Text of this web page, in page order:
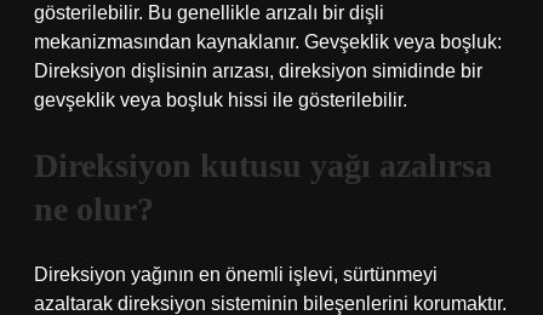
gösterilebilir. Bu genellikle arızalı bir dişli
mekanizmasından kaynaklanır. Gevşeklik veya boşluk:
Direksiyon dişlisinin arızası, direksiyon simidinde bir
gevşeklik veya boşluk hissi ile gösterilebilir.
Direksiyon kutusu yağı azalırsa
ne olur?
Direksiyon yağının en önemli işlevi, sürtünmeyi
azaltarak direksiyon sisteminin bileşenlerini korumaktır.